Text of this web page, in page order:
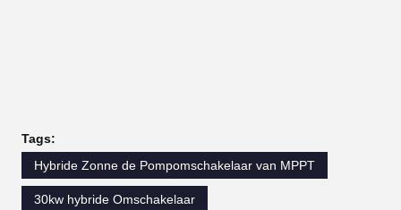
Tags:
Hybride Zonne de Pompomschakelaar van MPPT
30kw hybride Omschakelaar